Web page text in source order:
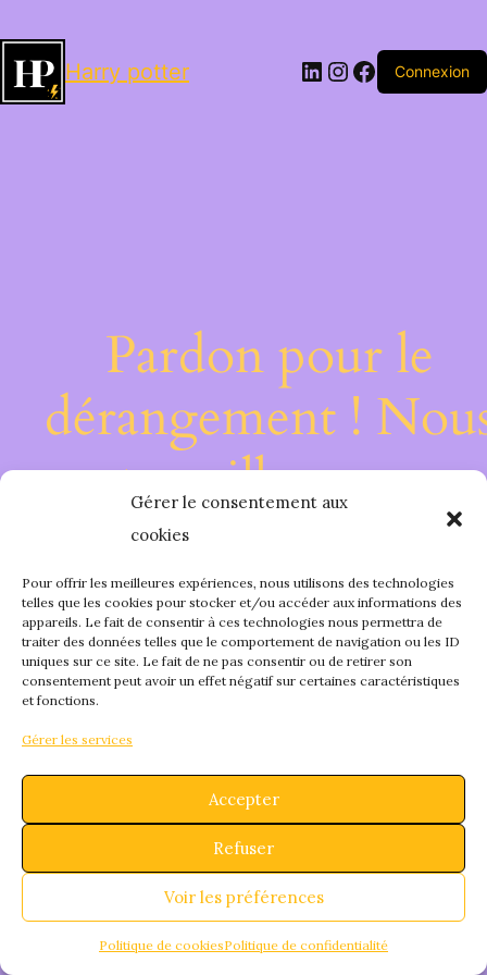
Gérer le consentement aux
cookies
Pour offrir les meilleures expériences, nous utilisons des technologies
telles que les cookies pour stocker et/ou accéder aux informations des
appareils. Le fait de consentir à ces technologies nous permettra de
traiter des données telles que le comportement de navigation ou les ID
uniques sur ce site. Le fait de ne pas consentir ou de retirer son
consentement peut avoir un effet négatif sur certaines caractéristiques
et fonctions.
Gérer les services
Accepter
Refuser
Voir les préférences
Politique de cookiesPolitique de confidentialité
Harry potter LinkedIn
Instagram
Facebook
Connexion
Pardon pour le
dérangement !
travaillons sur
quelque chose de
fantastique –
bientôt !